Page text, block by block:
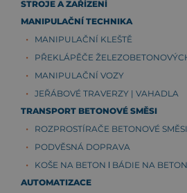
STROJE A ZAŘÍZENÍ
MANIPULAČNÍ TECHNIKA
MANIPULAČNÍ KLEŠTĚ
PŘEKLÁPĚČE
MANIPULAČNÍ VOZY
JEŘÁBOVÉ TRAVERZY | VAHADLA
TRANSPORT BETONOVÉ SMĚSI
ROZPROSTÍRAČE BETONOVÉ SMĚSI
PODVĚSNÁ DOPRAVA
KOŠE NA BETON ǀ BÁDIE NA BETON
AUTOMATIZACE